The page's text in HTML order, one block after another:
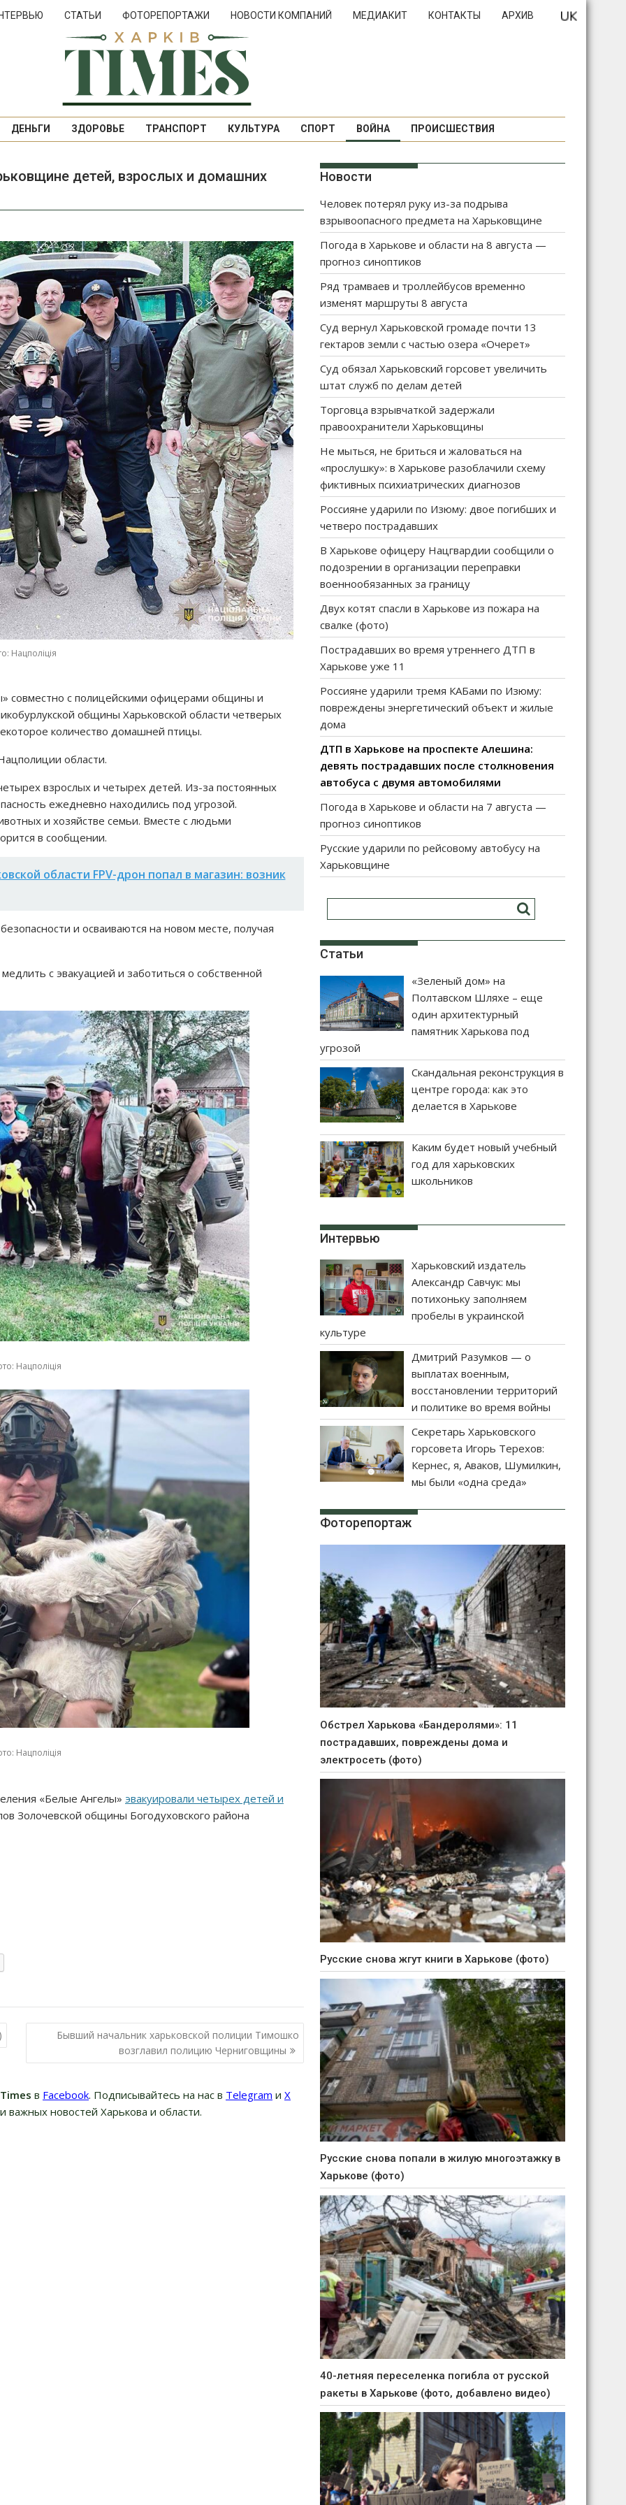
СТАТЬИ ФОТОРЕПОРТАЖИ НОВОСТИ КОМПАНИЙ МЕДИАКИТ КОНТАКТЫ АРХИВ
ДЕНЬГИ ЗДОРОВЬЕ ТРАНСПОРТ КУЛЬТУРА СПОРТ ВОЙНА ПРОИСШЕСТВИЯ
детей, взрослых и домашних
Нацполіція
совместно с полицейскими офицерами общины и
общины Харьковской области четверых
количество домашней птицы.
области.
взрослых и четырех детей. Из-за постоянных
ежедневно находились под угрозой.
и хозяйстве семьи. Вместе с людьми
в сообщении.
области FPV-дрон попал в магазин: возник
и осваиваются на новом месте, получая
с эвакуацией и заботиться о собственной
Нацполіція
Нацполіція
«Белые Ангелы» эвакуировали четырех детей и
Золочевской общины Богодуховского района
Бывший начальник харьковской полиции Тимошко
возглавил полицию Черниговщины
в Facebook. Подписывайтесь на нас в Telegram и Х
новостей Харькова и области.
Новости
Человек потерял руку из-за подрыва
взрывоопасного предмета на Харьковщине
Погода в Харькове и области на 8 августа —
прогноз синоптиков
Ряд трамваев и троллейбусов временно
изменят маршруты 8 августа
Суд вернул Харьковской громаде почти 13
гектаров земли с частью озера «Очерет»
Суд обязал Харьковский горсовет увеличить
штат служб по делам детей
Торговца взрывчаткой задержали
правоохранители Харьковщины
Не мыться, не бриться и жаловаться на
«прослушку»: в Харькове разоблачили схему
фиктивных психиатрических диагнозов
Россияне ударили по Изюму: двое погибших и
четверо пострадавших
В Харькове офицеру Нацгвардии сообщили о
подозрении в организации переправки
военнообязанных за границу
Двух котят спасли в Харькове из пожара на
свалке (фото)
Пострадавших во время утреннего ДТП в
Харькове уже 11
Россияне ударили тремя КАБами по Изюму:
повреждены энергетический объект и жилые
дома
ДТП в Харькове на проспекте Алешина:
девять пострадавших после столкновения
автобуса с двумя автомобилями
Погода в Харькове и области на 7 августа —
прогноз синоптиков
Русские ударили по рейсовому автобусу на
Харьковщине
Статьи
«Зеленый дом» на
Полтавском Шляхе – еще
один архитектурный
памятник Харькова под
угрозой
Скандальная реконструкция в
центре города: как это
делается в Харькове
Каким будет новый учебный
год для харьковских
школьников
Интервью
Харьковский издатель
Александр Савчук: мы
потихоньку заполняем
пробелы в украинской
культуре
Дмитрий Разумков — о
выплатах военным,
восстановлении территорий
и политике во время войны
Секретарь Харьковского
горсовета Игорь Терехов:
Кернес, я, Аваков, Шумилкин,
мы были «одна среда»
Фоторепортаж
Обстрел Харькова «Бандеролями»: 11
пострадавших, повреждены дома и
электросеть (фото)
Русские снова жгут книги в Харькове (фото)
Русские снова попали в жилую многоэтажку в
Харькове (фото)
40-летняя переселенка погибла от русской
ракеты в Харькове (фото, добавлено видео)